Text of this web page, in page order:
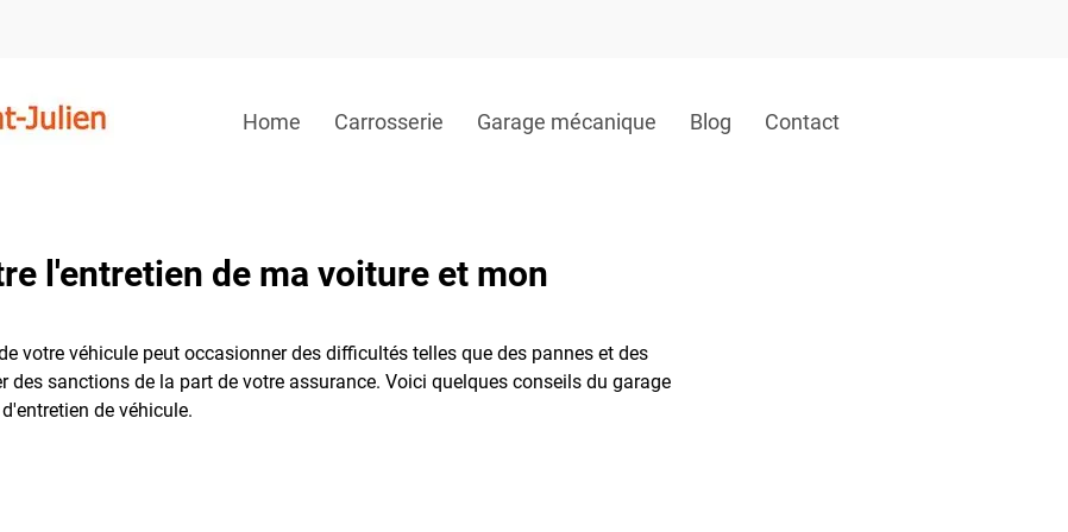
Home Carrosserie Garage mécanique Blog Contact
l'entretien de ma voiture et mon
votre véhicule peut occasionner des difficultés telles que des pannes et des
des sanctions de la part de votre assurance. Voici quelques conseils du garage
de véhicule.